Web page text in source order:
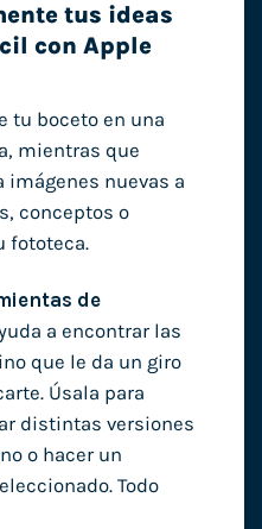
tus ideas
con Apple
tu boceto en una
mientras que
imágenes nuevas a
conceptos o
fototeca.
de
a encontrar las
que le da un giro
Úsala para
distintas versiones
o hacer un
Todo